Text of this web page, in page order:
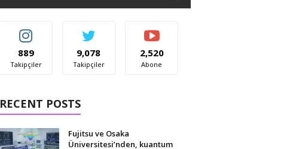
889
Takipçiler
9,078
Takipçiler
2,520
Abone
RECENT POSTS
Fujitsu ve Osaka
Üniversitesi’nden, kuantum